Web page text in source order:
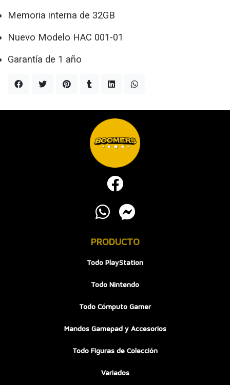
Memoria interna de 32GB
Nuevo Modelo HAC 001-01
Garantía de 1 año
PRODUCTO
Todo PlayStation
Todo Nintendo
Todo Cómputo Gamer
Mandos Gamepad y Accesorios
Todo Figuras de Colección
Variados